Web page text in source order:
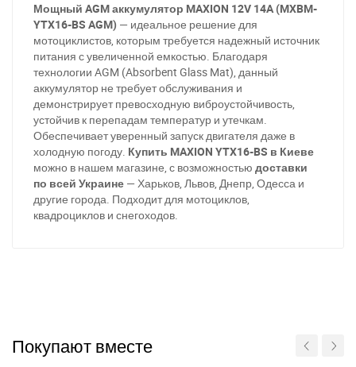
Мощный AGM аккумулятор MAXION 12V 14A (MXBM-
YTX16-BS AGM) — идеальное решение для
мотоциклистов, которым требуется надежный источник
питания с увеличенной емкостью. Благодаря
технологии AGM (Absorbent Glass Mat), данный
аккумулятор не требует обслуживания и
демонстрирует превосходную виброустойчивость,
устойчив к перепадам температур и утечкам.
Обеспечивает уверенный запуск двигателя даже в
холодную погоду. Купить MAXION YTX16-BS в Киеве
можно в нашем магазине, с возможностью доставки
по всей Украине — Харьков, Львов, Днепр, Одесса и
другие города. Подходит для мотоциклов,
квадроциклов и снегоходов.
Покупают вместе